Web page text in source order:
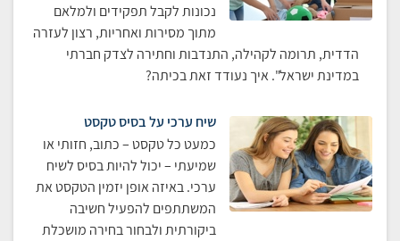
נכונות לקבל תפקידים ולמלאם
מתוך מסירות ואחריות, רצון לעזרה
הדדית, תרומה לקהילה, התנדבות וחתירה לצדק חברתי
במדינת ישראל". איך נעודד זאת בכיתה?
שיח ערכי על בסיס טקסט
כמעט כל טקסט – כתוב, חזותי או
שמיעתי – יכול להיות בסיס לשיח
ערכי. באיזה אופן יזמין הטקסט את
המשתתפים להפעיל חשיבה
ביקורתית ולבחור בחירה מושכלת